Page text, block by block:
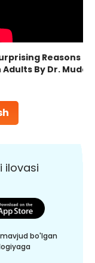
Reasons
Adults By Dr.
ilovasi
bo'lgan